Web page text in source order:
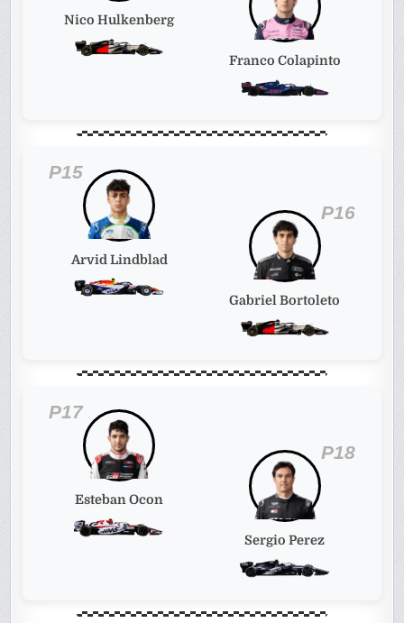
Nico Hulkenberg
Franco Colapinto
P15
Arvid Lindblad
P16
Gabriel Bortoleto
P17
Esteban Ocon
P18
Sergio Perez